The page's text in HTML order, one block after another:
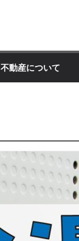
不動産について